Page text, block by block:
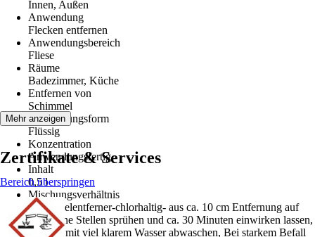
Innen, Außen
Anwendung
Flecken entfernen
Anwendungsbereich
Fliese
Räume
Badezimmer, Küche
Entfernen von
Schimmel
Darreichungsform
Flüssig
Konzentration
Anwendungsfertig
Inhalt
0,5 l
Mischungsverhältnis
Schimmelentferner-chlorhaltig- aus ca. 10 cm Entfernung auf
betroffene Stellen sprühen und ca. 30 Minuten einwirken lassen,
Danach mit viel klarem Wasser abwaschen, Bei starkem Befall
Mehr anzeigen
Zertifikate & Services
Bereich überspringen